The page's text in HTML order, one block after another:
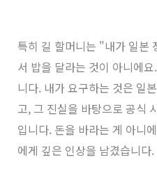
특히 길 할머니는 "내가 일본
서 밥을 달라는 것이 아니에
니다. 내가 요구하는 것은 일
고, 그 진실을 바탕으로 공식
입니다. 돈을 바라는 게 아니
에게 깊은 인상을 남겼습니다.